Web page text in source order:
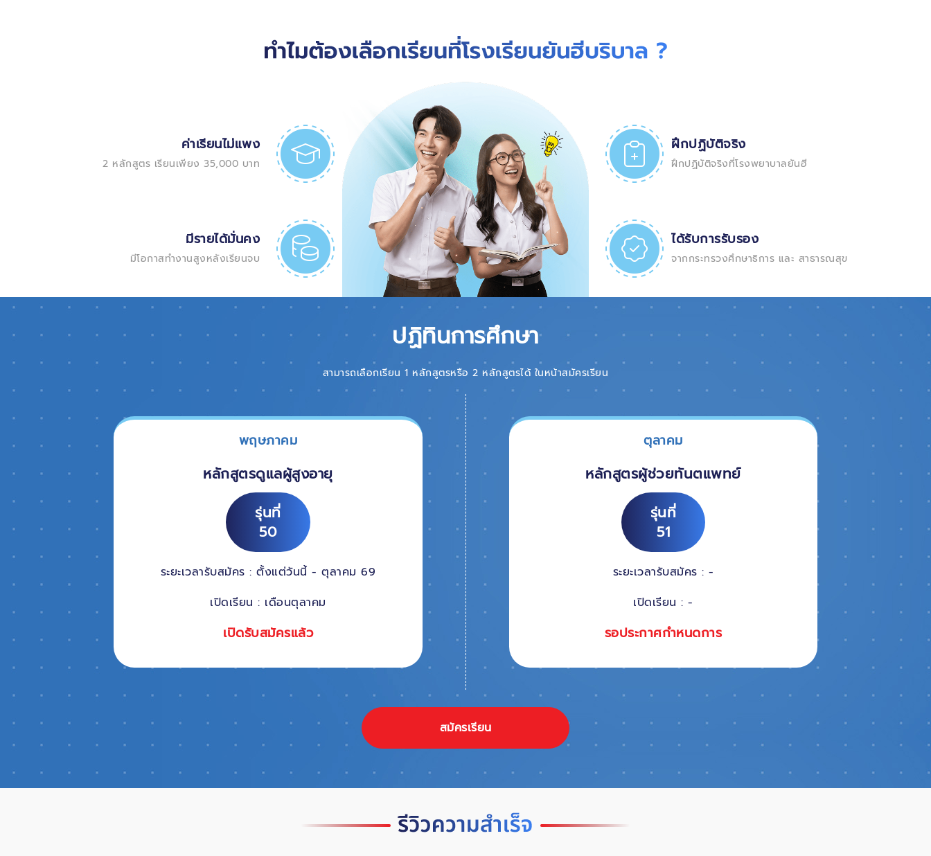
ค่าเรียนไม่แพง
2 หลักสูตร เรียนเพียง 35,000 บาท
มีรายได้มั่นคง
มีโอกาสทำงานสูงหลังเรียนจบ
ฝึกปฏิบัติจริง
ฝึกปฏิบัติจริงที่โรงพยาบาลยันฮี
ได้รับการรับรอง
จากกระทรวงศึกษาธิการ และ สาธารณสุข
ปฏิทินการศึกษา
สามารถเลือกเรียน 1 หลักสูตรหรือ 2 หลักสูตรได้ ในหน้าสมัครเรียน
พฤษภาคม
หลักสูตรดูแลผู้สูงอายุ
รุ่นที่
50
ระยะเวลารับสมัคร : ตั้งแต่วันนี้ - ตุลาคม 69
เปิดเรียน : เดือนตุลาคม
เปิดรับสมัครแล้ว
ตุลาคม
หลักสูตรผู้ช่วยทันตแพทย์
รุ่นที่
51
ระยะเวลารับสมัคร : -
เปิดเรียน : -
รอประกาศกำหนดการ
สมัครเรียน